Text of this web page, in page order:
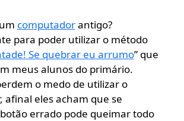
computadorantigo?
para poder utilizar o método
Se quebrar eu arrumo” que
meus alunos do primário.
o medo de utilizar o
afinal eles acham que se
errado pode queimar todo